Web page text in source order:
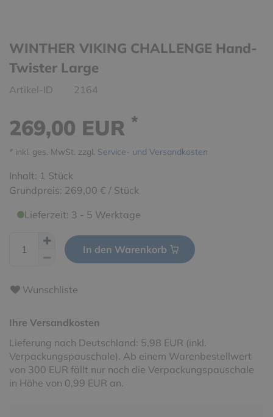
WINTHER VIKING CHALLENGE Hand-
Twister Large
Artikel-ID 2164
269,00 EUR *
* inkl. ges. MwSt. zzgl. Service- und Versandkosten
Inhalt: 1 Stück
Grundpreis: 269,00 € / Stück
Lieferzeit: 3 - 5 Werktage
In den Warenkorb
Wunschliste
Ihre Versandkosten
Lieferung nach Deutschland: 5,98 EUR (inkl.
Verpackungspauschale). Ab einem Warenbestellwert
von 300 EUR fällt nur noch die Verpackungspauschale
in Höhe von 0,99 EUR an.